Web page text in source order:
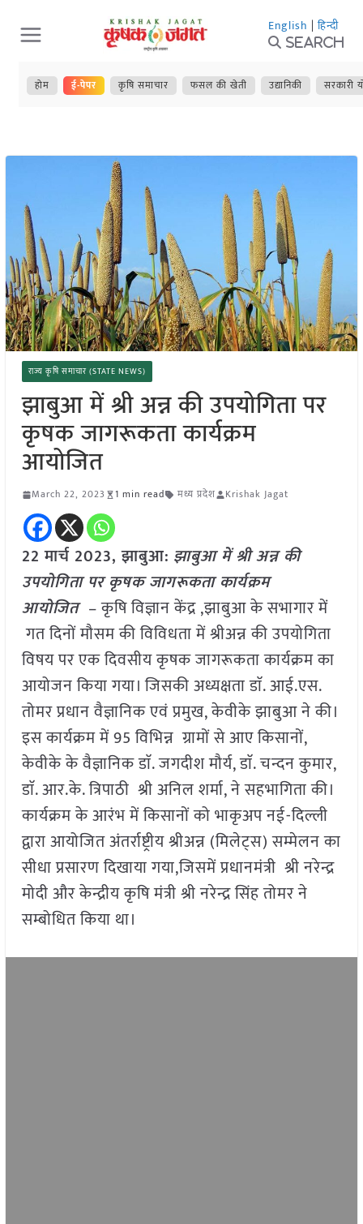
Skip
to
content
English | हिन्दी
Search
होम ई-पेपर कृषि समाचार फसल की खेती उद्यानिकी सरकारी
राज्य कृषि समाचार (STATE NEWS)
झाबुआ में श्री अन्न की उपयोगिता पर
कृषक जागरूकता कार्यक्रम
आयोजित
March 22, 2023 1 min read मध्य प्रदेश Krishak Jagat
22 मार्च 2023,झाबुआ: झाबुआ में श्री अन्न की
उपयोगिता पर कृषक जागरूकता कार्यक्रम
आयोजित – कृषि विज्ञान केंद्र ,झाबुआ के सभागार में
गत दिनों मौसम की विविधता में श्रीअन्न की उपयोगिता
विषय पर एक दिवसीय कृषक जागरूकता कार्यक्रम का
आयोजन किया गया। जिसकी अध्यक्षता डाॅ. आई.एस.
तोमर प्रधान वैज्ञानिक एवं प्रमुख, केवीके झाबुआ ने की।
इस कार्यक्रम में 95 विभिन्न ग्रामों से आए किसानों,
केवीके के वैज्ञानिक डाॅ. जगदीश मौर्य, डाॅ. चन्दन कुमार,
डाॅ. आर.के. त्रिपाठी श्री अनिल शर्मा, ने सहभागिता की।
कार्यक्रम के आरंभ में किसानों को भाकृअप नई-दिल्ली
द्वारा आयोजित अंतर्राष्ट्रीय श्रीअन्न (मिलेट्स) सम्मेलन का
सीधा प्रसारण दिखाया गया,जिसमें प्रधानमंत्री श्री नरेन्द्र
मोदी और केन्द्रीय कृषि मंत्री श्री नरेन्द्र सिंह तोमर ने
सम्बोधित किया था।